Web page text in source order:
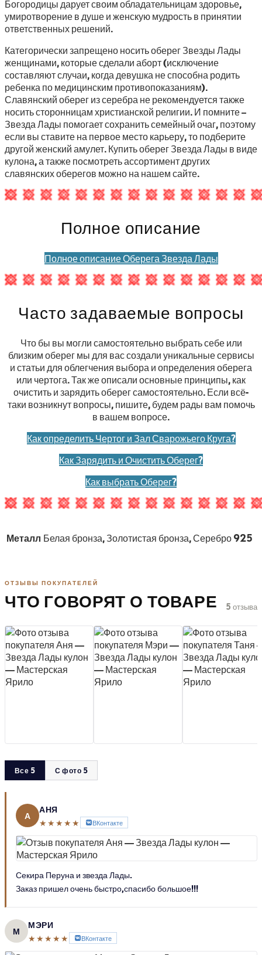
Богородицы дарует своим обладательницам здоровье,
умиротворение в душе и женскую мудрость в принятии
ответственных решений.
Категорически запрещено носить оберег Звезды Лады
женщинами, которые сделали аборт (исключение
составляют случаи, когда девушка не способна родить
ребенка по медицинским противопоказаниям).
Славянский оберег из серебра не рекомендуется также
носить сторонницам христианской религии. И помните –
Звезда Лады помогает сохранить семейный очаг, поэтому
если вы ставите на первое место карьеру, то подберите
другой женский амулет. Купить оберег Звезда Лады в виде
кулона, а также посмотреть ассортимент других
славянских оберегов можно на нашем сайте.
Полное описание
Полное описание Оберега Звезда Лады
Часто задаваемые вопросы
Что бы вы могли самостоятельно выбрать себе или
близким оберег мы для вас создали уникальные сервисы
и статьи для облегчения выбора и определения оберега
или чертога. Так же описали основные принципы, как
очистить и зарядить оберег самостоятельно. Если всё-
таки возникнут вопросы, пишите, будем рады вам помочь
в вашем вопросе.
Как определить Чертог и Зал Сварожьего Круга?
Как Зарядить и Очистить Оберег?
Как выбрать Оберег?
Металл Белая бронза, Золотистая бронза, Серебро 925
ОТЗЫВЫ ПОКУПАТЕЛЕЙ
ЧТО ГОВОРЯТ О ТОВАРЕ 5 отзыва
Все 5 С фото 5
А
АНЯ
★★★★★
ВКонтакте
Секира Перуна и звезда Лады.
Заказ пришел очень быстро,спасибо большое!!!
М
МЭРИ
★★★★★
ВКонтакте